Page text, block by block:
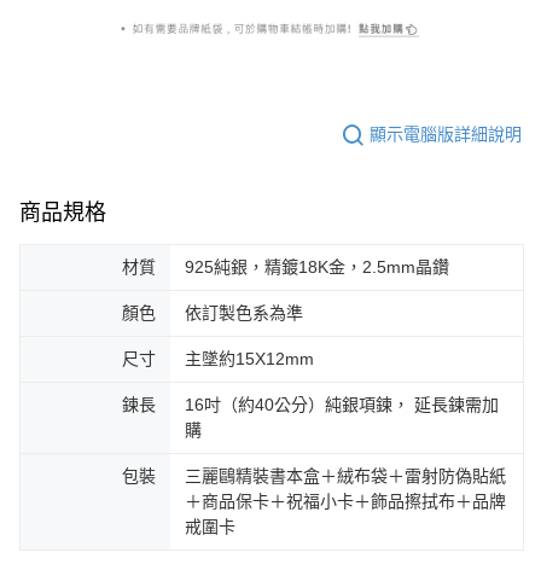
顯示電腦版詳細說明
商品規格
材質 925純銀，精鍍18K金，2.5mm晶鑽
顏色 依訂製色系為準
尺寸 主墜約15X12mm
鍊長
16吋（約40公分）純銀項鍊， 延長鍊需加
購
包裝
三麗鷗精裝書本盒＋絨布袋＋雷射防偽貼紙
＋商品保卡＋祝福小卡＋飾品擦拭布＋品牌
戒圍卡